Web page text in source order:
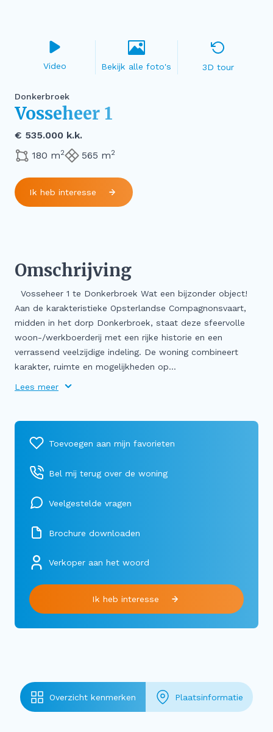
Video 3D tour
Donkerbroek
Vosseheer 1
€ 535.000 k.k.
180 m2 565 m2
Ik heb interesse
Omschrijving
Vosseheer 1 te Donkerbroek Wat een bijzonder object!
Aan de karakteristieke Opsterlandse Compagnonsvaart,
midden in het dorp Donkerbroek, staat deze sfeervolle
woon-/werkboerderij met een rijke historie en een
verrassend veelzijdige indeling. De woning combineert
karakter, ruimte en mogelijkheden op...
Lees meer
Bel mij terug over de woning
Veelgestelde vragen
Brochure downloaden
Verkoper aan het woord
Ik heb interesse
Overzicht kenmerken Plaatsinformatie